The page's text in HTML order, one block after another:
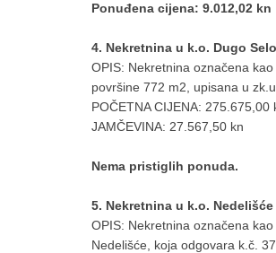
Ponuđena cijena: 9.012,02 kn
4. Nekretnina u k.o. Dugo
OPIS: Nekretnina označena
površine 772 m2, upisana u
POČETNA CIJENA: 275.675,00
JAMČEVINA: 27.567,50 kn
Nema pristiglih ponuda.
5. Nekretnina u k.o.
OPIS: Nekretnina označena
Nedelišće, koja odgovara k.č.